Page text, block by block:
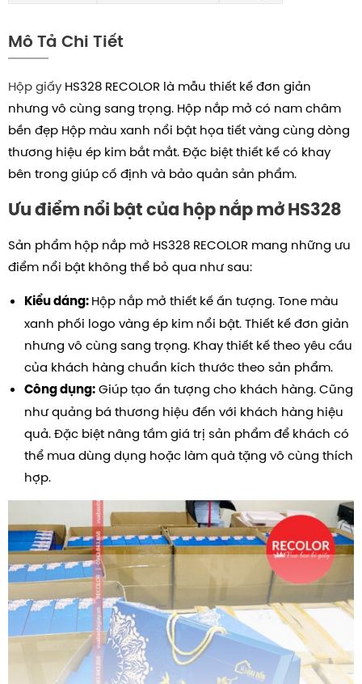
Mô Tả Chi Tiết
Hộp giấy HS328 RECOLOR là mẫu thiết kế đơn giản
nhưng vô cùng sang trọng. Hộp nắp mở có nam châm
bền đẹp Hộp màu xanh nổi bật họa tiết vàng cùng dòng
thương hiệu ép kim bắt mắt. Đặc biệt thiết kế có khay
bên trong giúp cố định và bảo quản sản phẩm.
Ưu điểm nổi bật của hộp nắp mở HS328
Sản phẩm hộp nắp mở HS328 RECOLOR mang những ưu
điểm nổi bật không thể bỏ qua như sau:
Kiểu dáng: Hộp nắp mở thiết kế ấn tượng. Tone màu
xanh phối logo vàng ép kim nổi bật.Thiết kế đơn giản
nhưng vô cùng sang trọng. Khay thiết kế theo yêu cầu
của khách hàng chuẩn kích thước theo sản phẩm.
Công dụng: Giúp tạo ấn tượng cho khách hàng. Cũng
như quảng bá thương hiệu đến với khách hàng hiệu
quả. Đặc biệt nâng tầm giá trị sản phẩm để khách có
thể mua dùng dụng hoặc làm quà tặng vô cùng thích
hợp.